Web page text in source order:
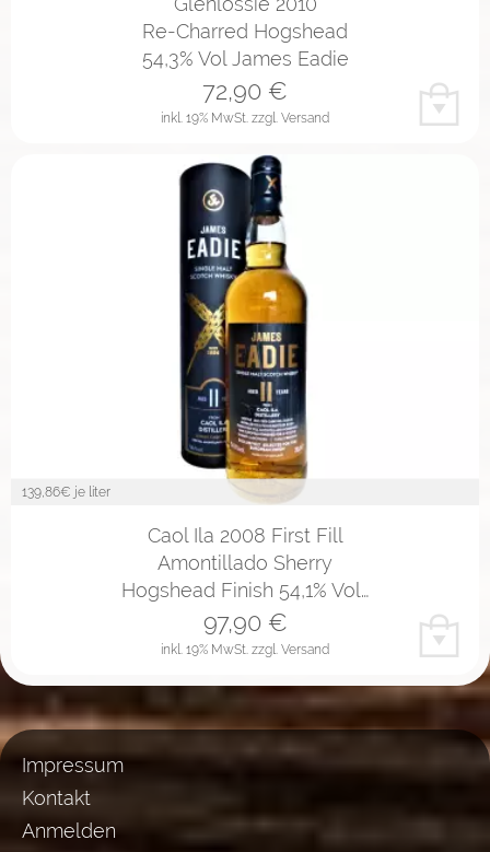
Re-Charred Hogshead
54,3% Vol James Eadie
inkl. 19% MwSt. zzgl. Versand
72,90 €
139,86€ je liter
Caol Ila 2008 First Fill
Amontillado Sherry
Hogshead Finish 54,1% Vol…
inkl. 19% MwSt. zzgl. Versand
97,90€
Impressum
Kontakt
Anmelden